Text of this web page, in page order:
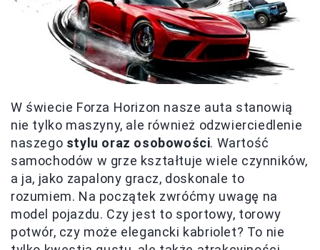
W świecie Forza Horizon nasze auta stanowią
nie tylko maszyny, ale również odzwierciedlenie
naszego stylu oraz osobowości. Wartość
samochodów w grze kształtuje wiele czynników,
a ja, jako zapalony gracz, doskonale to
rozumiem. Na początek zwróćmy uwagę na
model pojazdu. Czy jest to sportowy, torowy
potwór, czy może elegancki kabriolet? To nie